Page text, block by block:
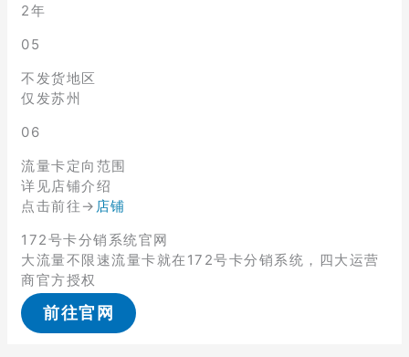
2年
05
不发货地区
仅发苏州
06
流量卡定向范围
详见店铺介绍
点击前往→ 店铺
172号卡分销系统官网
大流量不限速流量卡就在172号卡分销系统，四大运营
商官方授权
前往官网